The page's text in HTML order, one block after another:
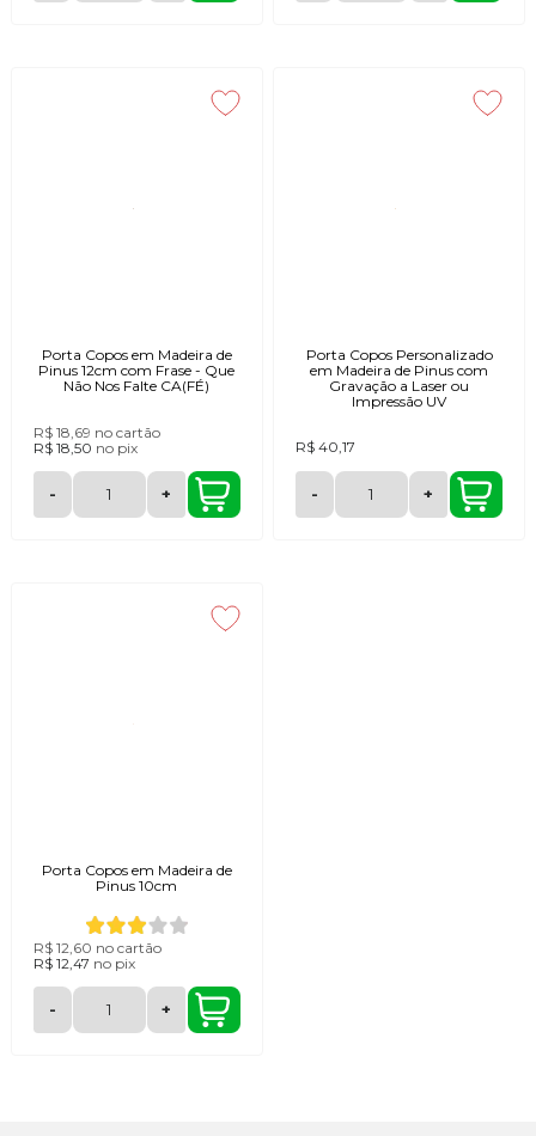
Porta Copos em Madeira de
Pinus 12cm com Frase - Que
Não Nos Falte CA(FÉ)
R$ 18,69 no cartão
R$ 18,50 no pix
- +
Porta Copos Personalizado
em Madeira de Pinus com
Gravação a Laser ou
Impressão UV
R$ 40,17
- +
Porta Copos em Madeira de
Pinus 10cm
R$ 12,60 no cartão
R$ 12,47 no pix
- +